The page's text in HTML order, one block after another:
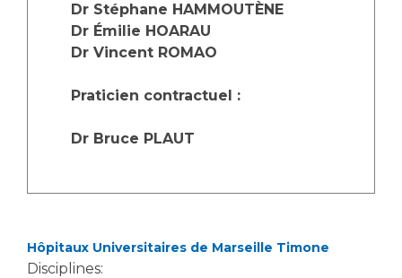
Charte Romain Jacob
Mouvement Parcours Handicap 13
Activité physique
Médecine nucléaire
Adresser un patient
Réseaux de soins
Médicale
Cancérologie
Anatomie et Cytologie Pathologiques
Centres de référence Maladies Rares
Plateforme d'Expertise Maladies Rares
Dr Stéphane HAMMOUTÈNE
Dr Émilie HOARAU
Dr Vincent ROMAO
Praticien contractuel :
Dr Bruce PLAUT
Hôpitaux Universitaires de Marseille Timone
Disciplines: